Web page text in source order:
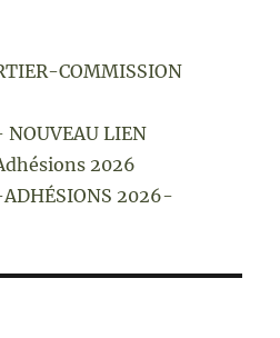
COMMISSION
NOUVEAU LIEN
2026
ADHÉSIONS 2026-